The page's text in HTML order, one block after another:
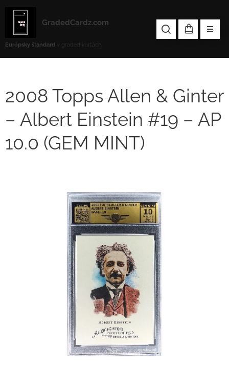
GradedCardz.com
Európsky štandard v graded kartách.
2008 Topps Allen & Ginter
– Albert Einstein #19 – AP
10.0 (GEM MINT)